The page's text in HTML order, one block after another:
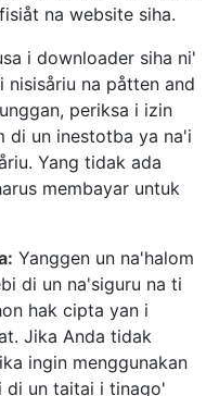
na website siha.
i downloader siha ni'
nisisåriu na påtten and
periksa i izin
di un inestotba ya na'i
Yang tidak ada
membayar untuk
Yanggen un na'halom
di un na'siguru na ti
hak cipta yan i
Jika Anda tidak
ingin menggunakan
di un taitai i tinago'